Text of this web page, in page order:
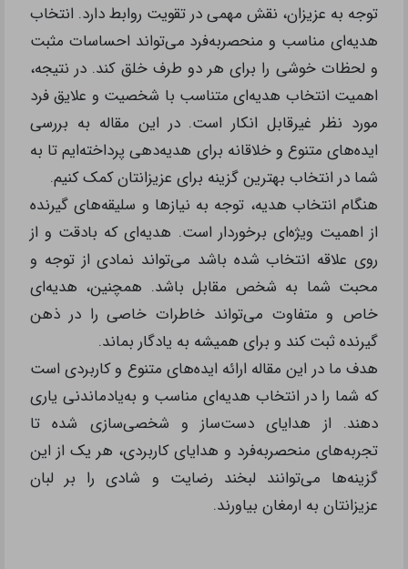
توجه به عزیزان، نقش مهمی در تقویت روابط دارد. انتخاب
هدیه‌ای مناسب و منحصربه‌فرد می‌تواند احساسات مثبت
و لحظات خوشی را برای هر دو‌ طرف خلق کند. در نتیجه،
اهمیت انتخاب هدیه‌ای متناسب با شخصیت و علایق فرد
مورد نظر غیرقابل انکار است. در این مقاله به بررسی
ایده‌های متنوع و خلاقانه برای هدیه‌دهی پرداخته‌ایم تا به
شما در انتخاب بهترین گزینه برای عزیزانتان کمک کنیم.
هنگام انتخاب هدیه، توجه به‌ نیازها و سلیقه‌های گیرنده
از اهمیت ویژه‌ای برخوردار است. هدیه‌ای که بادقت و از
روی علاقه انتخاب شده باشد می‌تواند نمادی از توجه و
محبت شما به‌ شخص مقابل باشد. همچنین، هدیه‌ای
خاص و متفاوت می‌تواند خاطرات خاصی را در ذهن
گیرنده ثبت کند و برای همیشه به‌ یادگار بماند.
هدف ما در این مقاله ارائه ایده‌های متنوع و کاربردی است
که شما را در انتخاب هدیه‌ای مناسب و به‌یادماندنی یاری
دهند. از هدایای دست‌ساز و شخصی‌سازی شده تا
تجربه‌های منحصر‌به‌فرد و هدایای کاربردی، هر یک از این
گزینه‌ها می‌توانند لبخند رضایت و شادی را بر لبان
عزیزانتان به ارمغان بیاورند.